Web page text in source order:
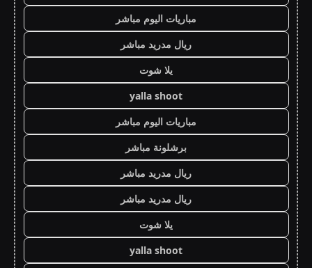
مباريات اليوم مباشر
ريال مدريد مباشر
يلا شوت
yalla shoot
مباريات اليوم مباشر
برشلونة مباشر
ريال مدريد مباشر
ريال مدريد مباشر
يلا شوت
yalla shoot